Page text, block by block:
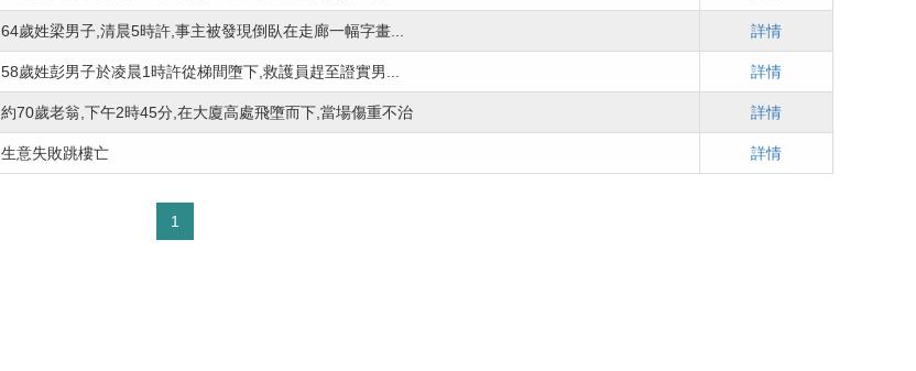
64歲姓梁男子,清晨5時許,事主被發現倒臥在走廊一幅字畫... 詳情
58歲姓彭男子於凌晨1時許從梯間墮下,救護員趕至證實男... 詳情
約70歲老翁,下午2時45分,在大廈高處飛墮而下,當場傷重不治 詳情
生意失敗跳樓亡 詳情
1